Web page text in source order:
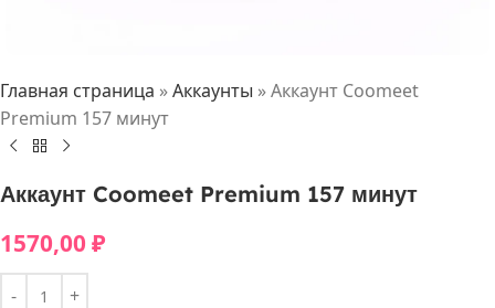
Главная страница »Аккаунты »Аккаунт Coomeet
Premium 157 минут
Аккаунт Coomeet Premium 157 минут
1570,00 ₽